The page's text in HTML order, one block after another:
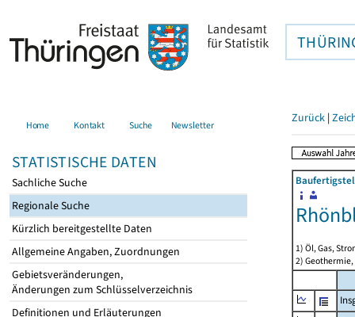
Home Kontakt Suche Newsletter
STATISTISCHE DATEN
Sachliche Suche
Regionale Suche
Kürzlich bereitgestellte Daten
Allgemeine Angaben, Zuordnungen
Gebietsveränderungen,
Änderungen zum Schlüsselverzeichnis
Definitionen und Erläuterungen
Zurück |
1) Öl, Gas,
2)